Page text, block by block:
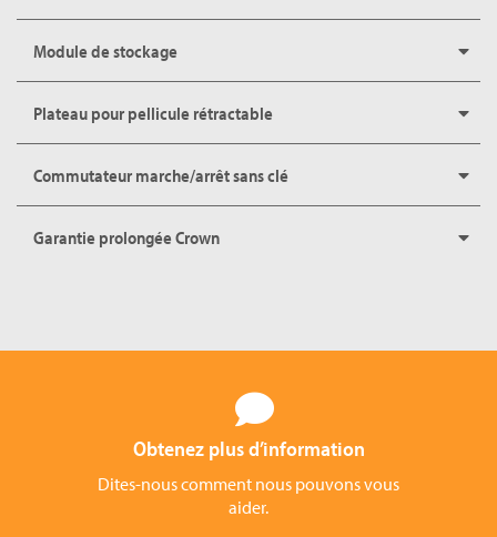
Module de stockage
Plateau pour pellicule rétractable
Commutateur marche/arrêt sans clé
Garantie prolongée Crown
Obtenez plus d’information
Dites-nous comment nous pouvons vous
aider.